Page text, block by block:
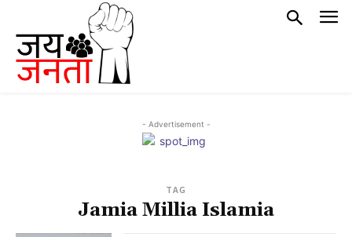
- Advertisement -
TAG
Jamia Millia Islamia